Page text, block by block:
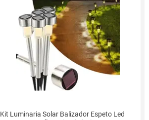
Kit Luminaria Solar Balizador Espeto Led